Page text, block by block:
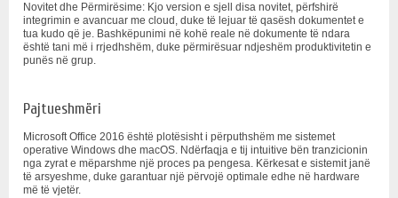
Novitet dhe Përmirësime: Kjo version e sjell disa novitet, përfshirë
integrimin e avancuar me cloud, duke të lejuar të qasësh dokumentet e
tua kudo që je. Bashkëpunimi në kohë reale në dokumente të ndara
është tani më i rrjedhshëm, duke përmirësuar ndjeshëm produktivitetin e
punës në grup.
Pajtueshmëri
Microsoft Office 2016 është plotësisht i përputhshëm me sistemet
operative Windows dhe macOS. Ndërfaqja e tij intuitive bën tranzicionin
nga zyrat e mëparshme një proces pa pengesa. Kërkesat e sistemit janë
të arsyeshme, duke garantuar një përvojë optimale edhe në hardware
më të vjetër.